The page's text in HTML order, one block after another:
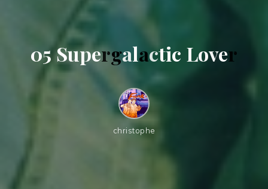
05Supergalactic Lover
christophe